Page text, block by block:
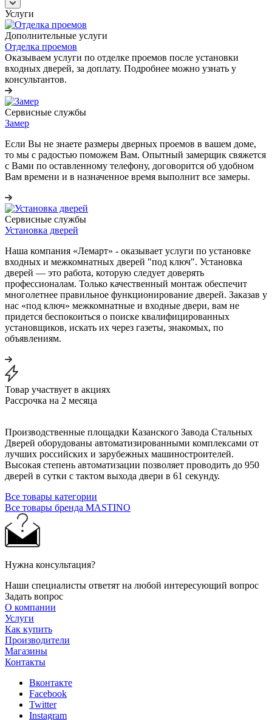
Услуги
Дополнительные услуги
Отделка проемов
Оказываем услуги по отделке проемов после установки
входных дверей, за доплату. Подробнее можно узнать у
консультантов.
Сервисные службы
Замер
Если Вы не знаете размеры дверных проемов в вашем доме,
то мы с радостью поможем Вам. Опытный замерщик свяжется
с Вами по оставленному телефону, договорится об удобном
Вам времени и в назначенное время выполнит все замеры.
Сервисные службы
Установка дверей
Наша компания «Лемарт» - оказывает услуги по установке
входных и межкомнатных дверей "под ключ". Установка
дверей — это работа, которую следует доверять
профессионалам. Только качественный монтаж обеспечит
многолетнее правильное функционирование дверей. Заказав у
нас «под ключ» межкомнатные и входные двери, вам не
придется беспокоиться о поиске квалифицированных
установщиков, искать их через газеты, знакомых, по
объявлениям.
Товар участвует в акциях
Рассрочка на 2 месяца
Производственные площадки Казанского Завода Стальных
Дверей оборудованы автоматизированными комплексами от
лучших российских и зарубежных машиностроителей.
Высокая степень автоматизации позволяет проводить до 950
дверей в сутки с тактом выхода двери в 61 секунду.
Все товары категории
Все товары бренда MASTINO
Нужна консультация?
Наши специалисты ответят на любой интересующий вопрос
Задать вопрос
О компании
Услуги
Как купить
Производители
Магазины
Контакты
Вконтакте
Facebook
Twitter
Instagram